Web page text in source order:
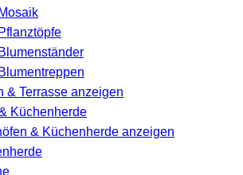
Mosaik
Pflanztöpfe
Blumenständer
Blumentreppen
& Terrasse anzeigen
Küchenherde
& Küchenherde anzeigen